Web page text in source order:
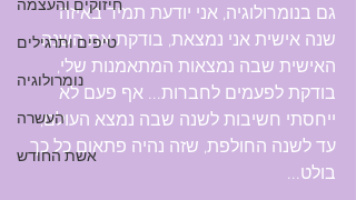
חיזוקים והעצמה
טיפים ותרגילים
נומרולוגיה
העשרה
אשת החודש
גם בנומרולוגיה, אני יודעת תמיד באיזה
שנה אישית אני נמצאת, בודקת את השנה
האישית שבה נמצאות המתאמנות שלי,
בודקת לפעמים לחברות... אף פעם לא
ייחסתי חשיבות לשנה שבה נמצא העולם,
עד לשנה החולפת, שזה נהיה פתאום כל כך
בולט...